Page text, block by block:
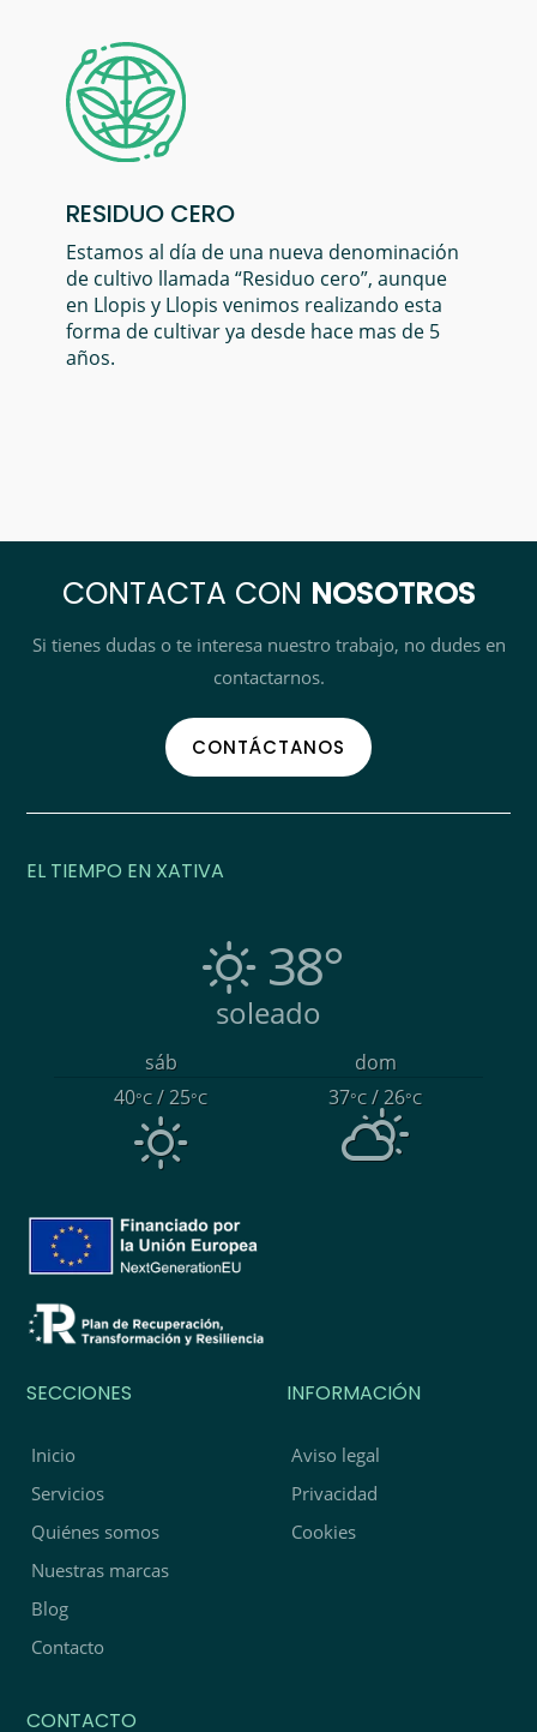
RESIDUO CERO
Estamos al día de una nueva denominación
de cultivo llamada “Residuo cero”, aunque
en Llopis y Llopis venimos realizando esta
forma de cultivar ya desde hace mas de 5
años.
CONTACTA CON NOSOTROS
Si tienes dudas o te interesa nuestro trabajo, no dudes en
contactarnos.
CONTÁCTANOS
EL TIEMPO EN XATIVA
38°
soleado
sáb
dom
40°C / 25°C 37°C / 26°C
SECCIONES
Inicio
Servicios
Quiénes somos
Nuestras marcas
Blog
Contacto
INFORMACIÓN
Aviso legal
Privacidad
Cookies
CONTACTO